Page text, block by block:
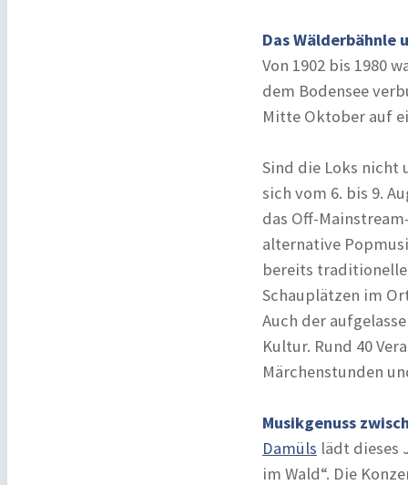
Das Wälderbähnle
Von 1902 bis 1980
dem Bodensee
Mitte Oktober auf
Sind die Loks nicht
sich vom 6. bis 9.
das Off-
alternative
bereits traditionelle
Schauplätzen im
Auch der
Kultur. Rund 40
Märchenstunden
Musikgenuss
Damüls lädt dieses
im Wald“. Die